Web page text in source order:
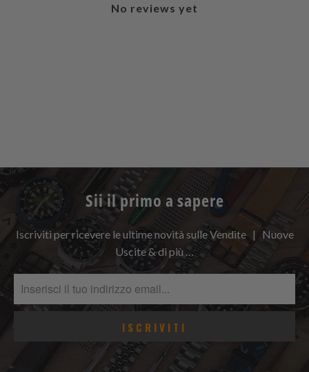
No reviews yet
Sii il primo a sapere
Iscriviti per ricevere le ultime novità sulle Vendite | Nuove
Uscite & di più …